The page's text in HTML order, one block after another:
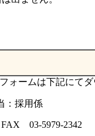
ォームは下記にて
採用係
5979-2342